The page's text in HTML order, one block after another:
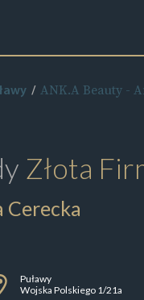
ANK.A Beauty -
Złota
Cerecka
Puławy
Wojska Polskiego 1/21a